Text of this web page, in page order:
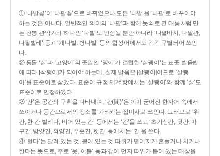
① ‘나발꽃’이 ‘나팔꽃’으로 바뀌었으나 모든 ‘나발’을 ‘나팔’로 바꾸어야
하는 것은 아니다. 일반적인 의미의 ‘나팔’과 함께 놋쇠로 긴 대롱처럼 만
든 전통 관악기의 하나인 ‘나발’도 인정될 뿐만 아니라 ‘나팔바지, 나팔관,
나팔벌레’ 등과 ‘개나발, 병나발’ 등의 합성어에서도 각각 구별되어 쓰인
다.
② 동물 ‘삵’과 ‘고양이’의 준말인 ‘괭이’가 결합한 ‘삵괭이’는 표준 발음법
에 따라 [삭꽹이]가 되어야 하는데, 실제 발음은 [살쾡이]이므로 ‘살쾡
이’를 표준어로 삼았다. 표준어 규정 제26항에서는 ‘살쾡이’와 함께 ‘삵’도
표준어로 인정하였다.
③ ‘칸’은 공간의 구획을 나타내며, ‘간(間)’은 이미 굳어진 한자어 속에서
쓰이거나 공간으로서의 장소를 가리키는 접미사로 쓰인다. 그러므로 ‘위
칸, 한 칸 벌리다, 비어 있는 칸’ 등에서는 ‘칸’을 쓰고 ‘초가삼간, 뒷간, 마
구간, 방앗간, 외양간, 푸줏간, 헛간’ 등에서는 ‘간’을 쓴다.
④ ‘털다’는 달려 있는 것, 붙어 있는 것 따위가 떨어지게 흔들거나 치거나
한다는 뜻으로, 주로 ‘옷, 이불’ 등과 같이 먼지 따위가 붙어 있는 대상을